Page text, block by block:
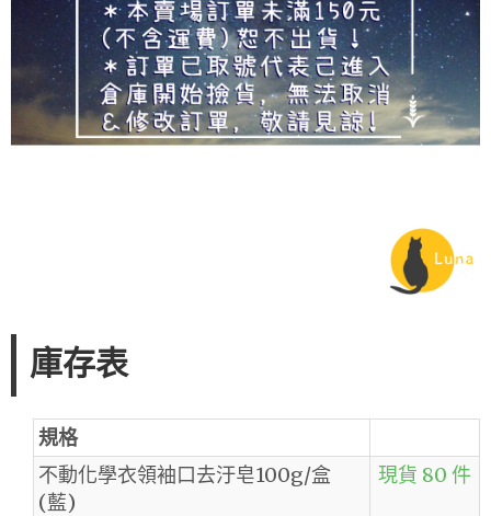
庫存表
規格
不動化學衣領袖口去汙皂100g/盒
(藍)
現貨 80 件